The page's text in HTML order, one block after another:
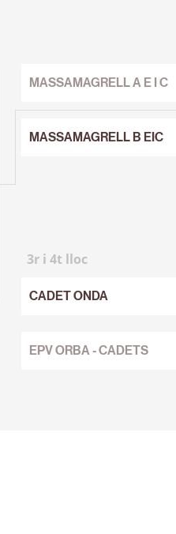
MASSAMAGRELL A E I C
MASSAMAGRELL B EIC
3r i 4t lloc
CADET ONDA
EPV ORBA - CADETS